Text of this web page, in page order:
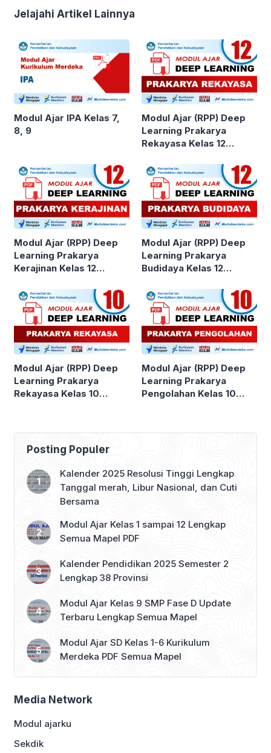
Jelajahi Artikel Lainnya
Modul Ajar IPA Kelas 7,
8, 9
Modul Ajar (RPP) Deep
Learning Prakarya
Rekayasa Kelas 12
Modul Ajar (RPP) Deep
Learning Prakarya
Kerajinan Kelas 12
Modul Ajar (RPP) Deep
Learning Prakarya
Budidaya Kelas 12
Modul Ajar (RPP) Deep
Learning Prakarya
Rekayasa Kelas 10
Modul Ajar (RPP) Deep
Learning Prakarya
Pengolahan Kelas 10
Posting Populer
Kalender 2025 Resolusi Tinggi Lengkap
Tanggal merah, Libur Nasional, dan Cuti
Bersama
Modul Ajar Kelas 1 sampai 12 Lengkap
Semua Mapel PDF
Kalender Pendidikan 2025 Semester 2
Lengkap 38 Provinsi
Modul Ajar Kelas 9 SMP Fase D Update
Terbaru Lengkap Semua Mapel
Modul Ajar SD Kelas 1-6 Kurikulum
Merdeka PDF Semua Mapel
Media Network
Modul ajarku
Sekdik